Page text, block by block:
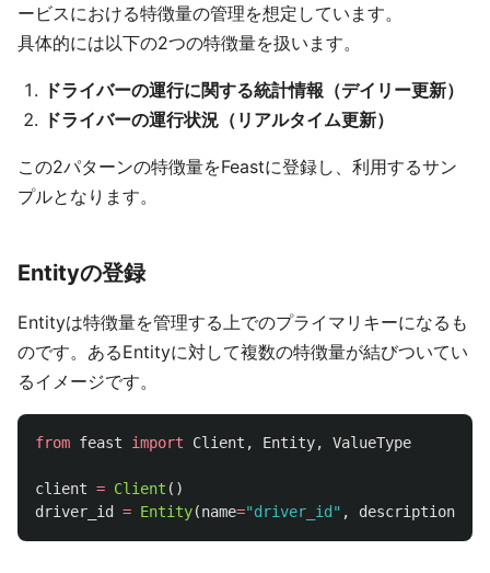
ービスにおける特徴量の管理を想定しています。
具体的には以下の2つの特徴量を扱います。
ドライバーの運行に関する統計情報（デイリー更新）
ドライバーの運行状況（リアルタイム更新）
この2パターンの特徴量をFeastに登録し、利用するサン
プルとなります。
Entityの登録
Entityは特徴量を管理する上でのプライマリキーになるも
のです。あるEntityに対して複数の特徴量が結びついてい
るイメージです。
from feast import Client , Entity, ValueType
client = Client ()
driver_id
= Entity(name="driver_id " , description